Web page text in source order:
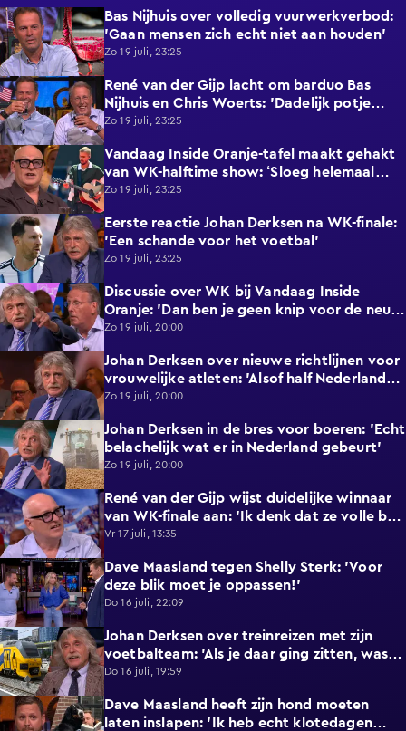
1:31
Bas Nijhuis over volledig vuurwerkverbod:
'Gaan mensen zich echt niet aan houden'
Zo 19 juli, 23:25
1:17
René van der Gijp lacht om barduo Bas
Nijhuis en Chris Woerts: 'Dadelijk potje
vaseline mee!'
Zo 19 juli, 23:25
2:40
Vandaag Inside Oranje-tafel maakt gehakt
van WK-halftime show: ‘Sloeg helemaal
nergens op!’
Zo 19 juli, 23:25
1:18
Eerste reactie Johan Derksen na WK-finale:
'Een schande voor het voetbal'
Zo 19 juli, 23:25
6:18
Discussie over WK bij Vandaag Inside
Oranje: 'Dan ben je geen knip voor de neus
waard'
Zo 19 juli, 20:00
Johan Derksen over nieuwe richtlijnen voor
vrouwelijke atleten: 'Alsof half Nederland
dan zit te rukken'
Zo 19 juli, 20:00
1:29
Johan Derksen in de bres voor boeren: 'Echt
belachelijk wat er in Nederland gebeurt'
Zo 19 juli, 20:00
0:55
René van der Gijp wijst duidelijke winnaar
van WK-finale aan: 'Ik denk dat ze volle bak
gaan!'
Vr 17 juli, 13:35
4:20
Dave Maasland tegen Shelly Sterk: 'Voor
deze blik moet je oppassen!'
Do 16 juli, 22:09
7:12
Johan Derksen over treinreizen met zijn
voetbalteam: 'Als je daar ging zitten, was je
de lul'
Do 16 juli, 19:59
5:05
Dave Maasland heeft zijn hond moeten
laten inslapen: 'Ik heb echt klotedagen